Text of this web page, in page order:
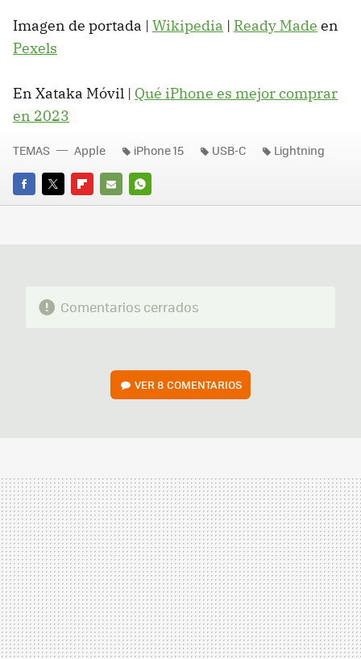
Imagen de portada | Wikipedia | Ready Made en
Pexels
En Xataka Móvil | Qué iPhone es mejor comprar
en 2023
FACEBOOK
TWITTERFLIPBOARD
E-
WHATSAPP
TEMAS Apple iPhone 15 USB-C Lightning
Comentarios cerrados
VER8 COMENTARIOS